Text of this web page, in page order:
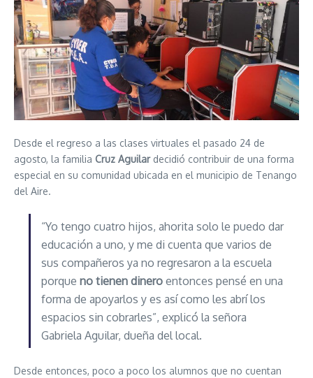
Desde el regreso a las clases virtuales el pasado 24 de
agosto, la familia Cruz Aguilardecidió contribuir de una forma
especial en su comunidad ubicada en el municipio de Tenango
del Aire.
“Yo tengo cuatro hijos, ahorita solo le puedo dar
educación a uno, y me di cuenta que varios de
sus compañeros ya no regresaron a la escuela
porque no tienen dinero entonces pensé en una
forma de apoyarlos y es así como les abrí los
espacios sin cobrarles”, explicó la señora
Gabriela Aguilar, dueña del local.
Desde entonces, poco a poco los alumnos que no cuentan